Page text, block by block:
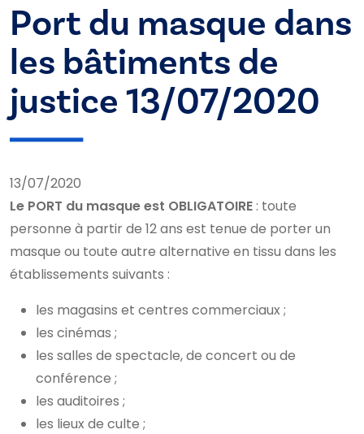
Port du masque dans
les bâtiments de
justice 13/07/2020
13/07/2020
Le PORT du masque est OBLIGATOIRE: toute
personne à partir de 12 ans est tenue de porter un
masque ou toute autre alternative en tissu dans les
établissements suivants :
les magasins et centres commerciaux ;
les cinémas ;
les salles de spectacle, de concert ou de
conférence ;
les auditoires ;
les lieux de culte ;